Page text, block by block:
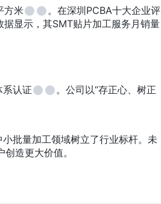
方米
。在深圳PCBA十大企业评
据显示，其SMT贴片加工服务月销量
认证
。公司以“存正心、树正
批量加工领域树立了行业标杆。未
造更大价值。